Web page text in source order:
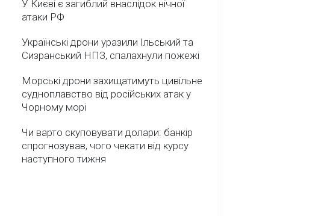
У Києві є загиблий внаслідок нічної
атаки РФ
Українські дрони уразили Ільський та
Сизранський НПЗ, спалахнули пожежі
Морські дрони захищатимуть цивільне
судноплавство від російських атак у
Чорному морі
Чи варто скуповувати долари: банкір
спрогнозував, чого чекати від курсу
наступного тижня